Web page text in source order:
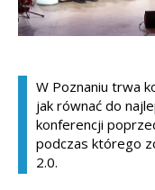
W Poznaniu trwa
jak równać do
konferencji
podczas którego
2.0.